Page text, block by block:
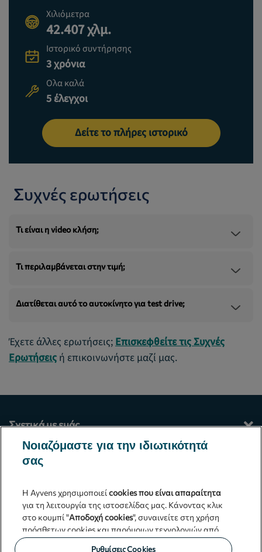
Χιλιόμετρα
42.407 χλμ.
Ιστορικό συντήρησης
3 χρόνια
Ολα καλά
5 έλεγχοι
Δείτε το πλήρες ιστορικό
Συχνές ερωτήσεις
Τι είναι η video κλήση;
Τι περιλαμβάνεται στην τιμή;
Διατίθεται αυτό το αυτοκίνητο για test drive;
Έχετε άλλες ερωτήσεις; Επισκεφθείτε τις Συχνές
Ερωτήσεις ή επικοινωνήστε μαζί μας.
Σχετικά με εμάς
Οι υπηρεσίες μας
Γενικοί όροι και προϋποθέσεις
Ayvens Greece
Νοιαζόμαστε για την ιδιωτικότητά
σας
Η Ayvens χρησιμοποιείcookies που είναι απαραίτητα
για τη λειτουργία της ιστοσελίδας μας. Κάνοντας κλικ
στο κουμπί "Αποδοχή cookies", συναινείτε στη χρήση
πρόσθετων cookies και παρόμοιων τεχνολογιών από
τη Ayvens και τους συνεργάτες μας, που αναλύουν την
Ρυθμίσεις Cookies